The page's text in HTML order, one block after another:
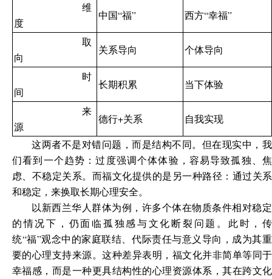
维
度
中国“福” 西方“幸福”
取
向
关系导向 个体导向
时
间
长期积累 当下体验
来
源
德行+关系
自我实现
这两者不是对错问题，而是结构不同。但在现实中，我
们看到一个趋势：过度强调个体体验，容易导致孤独、焦
虑、不稳定关系。而福文化提供的是另一种路径：通过关系
和稳定，来换取长期心理安全。
以新西兰华人群体为例，许多个体在物质条件相对稳定
的情况下，仍面临孤独感与文化断裂问题。此时，传
统“福”观念中的家庭联结、代际责任与意义导向，成为其重
要的心理支持来源。这种差异表明，福文化并非简单等同于
幸福感，而是一种更具结构性的心理资源体系，其在跨文化